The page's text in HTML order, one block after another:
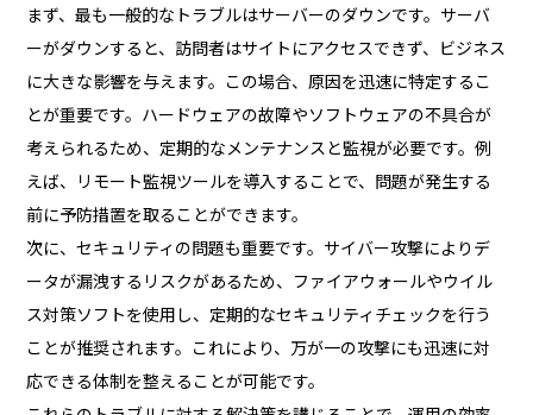
まず、最も一般的なトラブルはサーバーのダウンです。サーバ
ーがダウンすると、訪問者はサイトにアクセスできず、ビジネス
に大きな影響を与えます。この場合、原因を迅速に特定するこ
とが重要です。ハードウェアの故障やソフトウェアの不具合が
考えられるため、定期的なメンテナンスと監視が必要です。例
えば、リモート監視ツールを導入することで、問題が発生する
前に予防措置を取ることができます。
次に、セキュリティの問題も重要です。サイバー攻撃によりデ
ータが漏洩するリスクがあるため、ファイアウォールやウイル
ス対策ソフトを使用し、定期的なセキュリティチェックを行う
ことが推奨されます。これにより、万が一の攻撃にも迅速に対
応できる体制を整えることが可能です。